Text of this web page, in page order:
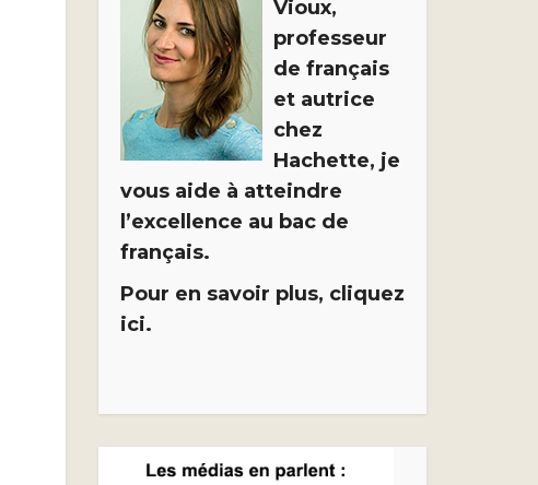
Vioux,
professeur
de français
et autrice
chez
Hachette, je
vous aide à atteindre
l’excellence au bac de
français.
Pour en savoir plus, cliquez
ici.